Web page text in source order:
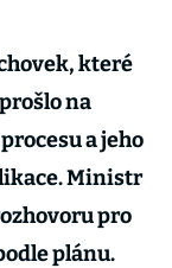
které
na
a jeho
Ministr
pro
plánu.